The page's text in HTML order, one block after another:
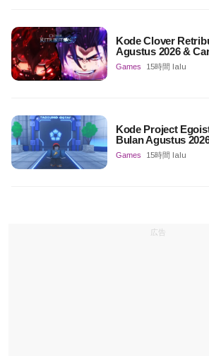
Kode Clover
Agustus 2026 &
Games 15時間 lalu
Kode Project
Bulan Agustus
Games 15時間 lalu
広告